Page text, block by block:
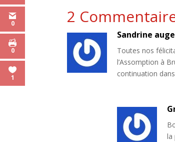
2
Sandrine
Toutes nos
l’Assomption à
continuation
la
0
0
1